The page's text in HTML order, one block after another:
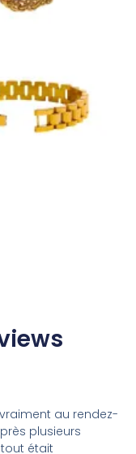
au rendez-
plusieurs
était